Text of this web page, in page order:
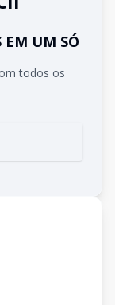
EM UM SÓ
todos os